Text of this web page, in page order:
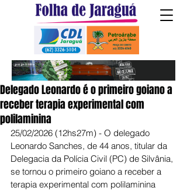
Delegado Leonardo é o primeiro goiano a
receber terapia experimental com
polilaminina
25/02/2026 (12hs27m) - O delegado
Leonardo Sanches, de 44 anos, titular da
Delegacia da Polícia Civil (PC) de Silvânia,
se tornou o primeiro goiano a receber a
terapia experimental com polilaminina